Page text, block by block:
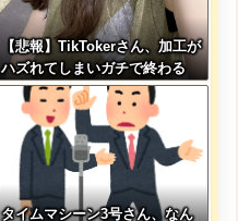
【悲報】TikTokerさん、加工が
ハズれてしまいガチで終わる
タイムマシーン3号さん、なん